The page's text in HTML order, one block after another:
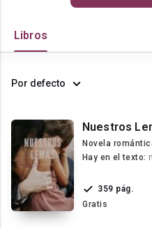
Libros
Por defecto
Nuestros
Novela
Hay en el texto:
359 pág.
Gratis